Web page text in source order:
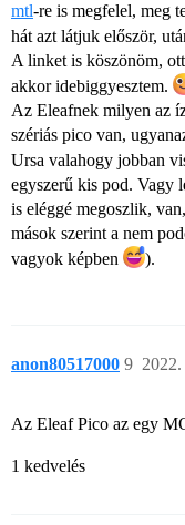
mtl-re is megfelel, meg
hát azt látjuk először,
A linket is köszönöm,
akkor idebiggyesztem.
Az Eleafnek milyen az
szériás pico van,
Ursa valahogy jobban
egyszerű kis pod. Vagy
is eléggé megoszlik,
mások szerint a nem
vagyok képben
).
anon80517000 9
Az Eleaf Pico az egy
1 kedvelés